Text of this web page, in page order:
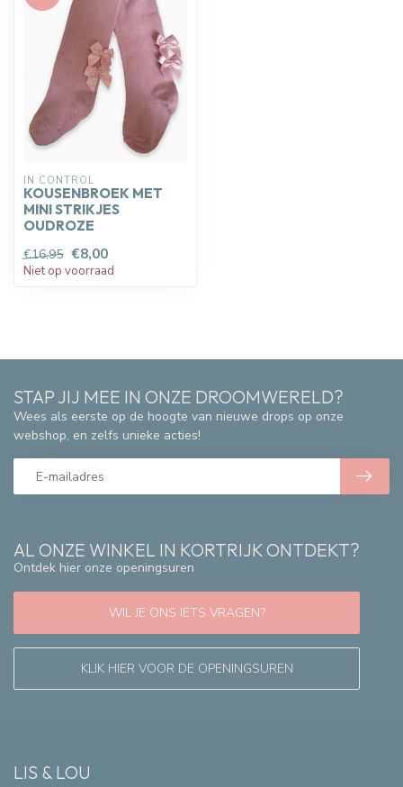
IN CONTROL
KOUSENBROEK MET
MINI STRIKJES
OUDROZE
€16,95 €8,00
Niet op voorraad
AL ONZE WINKEL IN KORTRIJK ONTDEKT?
Ontdek hier onze openingsuren
WIL JE ONS IETS VRAGEN?
KLIK HIER VOOR DE OPENINGSUREN
STAP JIJ MEE IN ONZE DROOMWERELD?
Wees als eerste op de hoogte van nieuwe drops op onze
webshop, en zelfs unieke acties!
LIS & LOU